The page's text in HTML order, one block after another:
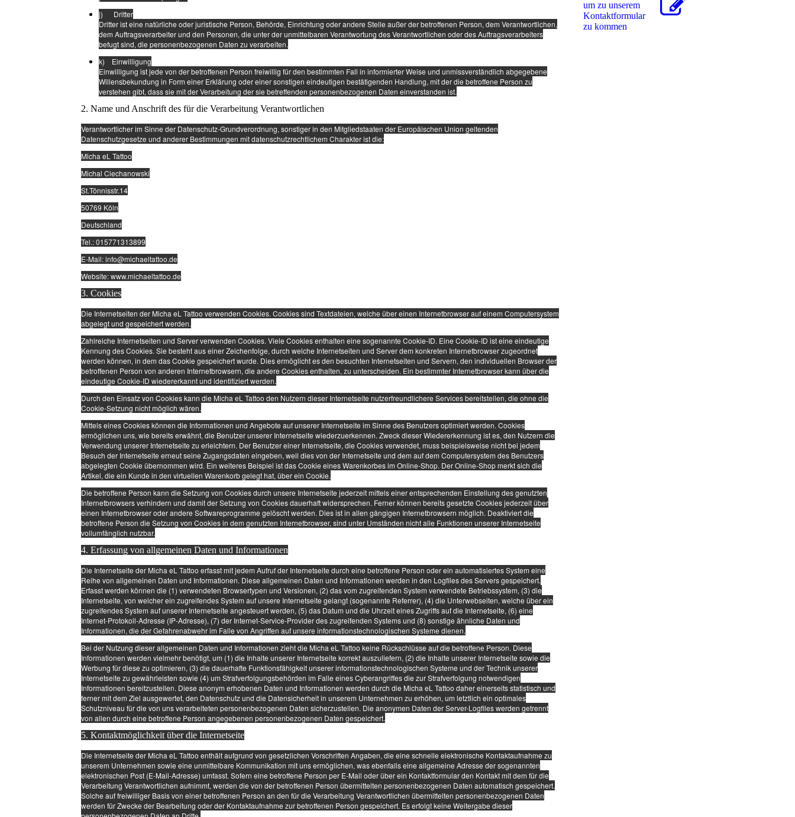
j) Dritter
Dritter ist eine natürliche oder juristische Person, Behörde, Einrichtung oder andere Stelle außer der betroffenen Person, dem Verantwortlichen,
dem Auftragsverarbeiter und den Personen, die unter der unmittelbaren Verantwortung des Verantwortlichen oder des Auftragsverarbeiters
befugt sind, die personenbezogenen Daten zu verarbeiten.
k) Einwilligung
Einwilligung ist jede von der betroffenen Person freiwillig für den bestimmten Fall in informierter Weise und unmissverständlich abgegebene
Willensbekundung in Form einer Erklärung oder einer sonstigen eindeutigen bestätigenden Handlung, mit der die betroffene Person zu
verstehen gibt, dass sie mit der Verarbeitung der sie betreffenden personenbezogenen Daten einverstanden ist.
2. Name und Anschrift des für die Verarbeitung Verantwortlichen
Verantwortlicher im Sinne der Datenschutz-Grundverordnung, sonstiger in den Mitgliedstaaten der Europäischen Union geltenden
Datenschutzgesetze und anderer Bestimmungen mit datenschutzrechtlichem Charakter ist die:
Micha eL Tattoo
Michal Ciechanowski
St.Tönnisstr.14
50769 Köln
Deutschland
Tel.: 015771313899
E-Mail: info@michaeltattoo.de
Website: www.michaeltattoo.de
3. Cookies
Die Internetseiten der Micha eL Tattoo verwenden Cookies. Cookies sind Textdateien, welche über einen Internetbrowser auf einem Computersystem
abgelegt und gespeichert werden.
Zahlreiche Internetseiten und Server verwenden Cookies. Viele Cookies enthalten eine sogenannte Cookie-ID. Eine Cookie-ID ist eine eindeutige
Kennung des Cookies. Sie besteht aus einer Zeichenfolge, durch welche Internetseiten und Server dem konkreten Internetbrowser zugeordnet
werden können, in dem das Cookie gespeichert wurde. Dies ermöglicht es den besuchten Internetseiten und Servern, den individuellen Browser der
betroffenen Person von anderen Internetbrowsern, die andere Cookies enthalten, zu unterscheiden. Ein bestimmter Internetbrowser kann über die
eindeutige Cookie-ID wiedererkannt und identifiziert werden.
Durch den Einsatz von Cookies kann die Micha eL Tattoo den Nutzern dieser Internetseite nutzerfreundlichere Services bereitstellen, die ohne die
Cookie-Setzung nicht möglich wären.
Mittels eines Cookies können die Informationen und Angebote auf unserer Internetseite im Sinne des Benutzers optimiert werden. Cookies
ermöglichen uns, wie bereits erwähnt, die Benutzer unserer Internetseite wiederzuerkennen. Zweck dieser Wiedererkennung ist es, den Nutzern die
Verwendung unserer Internetseite zu erleichtern. Der Benutzer einer Internetseite, die Cookies verwendet, muss beispielsweise nicht bei jedem
Besuch der Internetseite erneut seine Zugangsdaten eingeben, weil dies von der Internetseite und dem auf dem Computersystem des Benutzers
abgelegten Cookie übernommen wird. Ein weiteres Beispiel ist das Cookie eines Warenkorbes im Online-Shop. Der Online-Shop merkt sich die
Artikel, die ein Kunde in den virtuellen Warenkorb gelegt hat, über ein Cookie.
Die betroffene Person kann die Setzung von Cookies durch unsere Internetseite jederzeit mittels einer entsprechenden Einstellung des genutzten
Internetbrowsers verhindern und damit der Setzung von Cookies dauerhaft widersprechen. Ferner können bereits gesetzte Cookies jederzeit über
einen Internetbrowser oder andere Softwareprogramme gelöscht werden. Dies ist in allen gängigen Internetbrowsern möglich. Deaktiviert die
betroffene Person die Setzung von Cookies in dem genutzten Internetbrowser, sind unter Umständen nicht alle Funktionen unserer Internetseite
vollumfänglich nutzbar.
4. Erfassung von allgemeinen Daten und Informationen
Die Internetseite der Micha eL Tattoo erfasst mit jedem Aufruf der Internetseite durch eine betroffene Person oder ein automatisiertes System eine
Reihe von allgemeinen Daten und Informationen. Diese allgemeinen Daten und Informationen werden in den Logfiles des Servers gespeichert.
Erfasst werden können die (1) verwendeten Browsertypen und Versionen, (2) das vom zugreifenden System verwendete Betriebssystem, (3) die
Internetseite, von welcher ein zugreifendes System auf unsere Internetseite gelangt (sogenannte Referrer), (4) die Unterwebseiten, welche über ein
zugreifendes System auf unserer Internetseite angesteuert werden, (5) das Datum und die Uhrzeit eines Zugriffs auf die Internetseite, (6) eine
Internet-Protokoll-Adresse (IP-Adresse), (7) der Internet-Service-Provider des zugreifenden Systems und (8) sonstige ähnliche Daten und
Informationen, die der Gefahrenabwehr im Falle von Angriffen auf unsere informationstechnologischen Systeme dienen.
Bei der Nutzung dieser allgemeinen Daten und Informationen zieht die Micha eL Tattoo keine Rückschlüsse auf die betroffene Person. Diese
Informationen werden vielmehr benötigt, um (1) die Inhalte unserer Internetseite korrekt auszuliefern, (2) die Inhalte unserer Internetseite sowie die
Werbung für diese zu optimieren, (3) die dauerhafte Funktionsfähigkeit unserer informationstechnologischen Systeme und der Technik unserer
Internetseite zu gewährleisten sowie (4) um Strafverfolgungsbehörden im Falle eines Cyberangriffes die zur Strafverfolgung notwendigen
Informationen bereitzustellen. Diese anonym erhobenen Daten und Informationen werden durch die Micha eL Tattoo daher einerseits statistisch und
ferner mit dem Ziel ausgewertet, den Datenschutz und die Datensicherheit in unserem Unternehmen zu erhöhen, um letztlich ein optimales
Schutzniveau für die von uns verarbeiteten personenbezogenen Daten sicherzustellen. Die anonymen Daten der Server-Logfiles werden getrennt
von allen durch eine betroffene Person angegebenen personenbezogenen Daten gespeichert.
5. Kontaktmöglichkeit über die Internetseite
Die Internetseite der Micha eL Tattoo enthält aufgrund von gesetzlichen Vorschriften Angaben, die eine schnelle elektronische Kontaktaufnahme zu
unserem Unternehmen sowie eine unmittelbare Kommunikation mit uns ermöglichen, was ebenfalls eine allgemeine Adresse der sogenannten
elektronischen Post (E-Mail-Adresse) umfasst. Sofern eine betroffene Person per E-Mail oder über ein Kontaktformular den Kontakt mit dem für die
Verarbeitung Verantwortlichen aufnimmt, werden die von der betroffenen Person übermittelten personenbezogenen Daten automatisch gespeichert.
Solche auf freiwilliger Basis von einer betroffenen Person an den für die Verarbeitung Verantwortlichen übermittelten personenbezogenen Daten
werden für Zwecke der Bearbeitung oder der Kontaktaufnahme zur betroffenen Person gespeichert. Es erfolgt keine Weitergabe dieser
um zu unserem
Kon­takt­for­mu­lar
zu kommen